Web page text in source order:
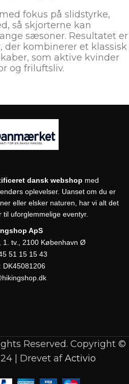
fokus på slidstyrke,
så skjorterne kan
sæsoner. Resultatet er
der kombinerer et klassisk
som aktive kvinder
og friluftsliv.
dansk webshop med
oplevelser. Uanset om du er
eller elsker naturen, har vi alt det
til uforglemmelige eventyr.
ApS
tv., 2100 København Ø
51 15 15 43
DK45081206
Reserved. Copyright ©
| Drevet afActivio